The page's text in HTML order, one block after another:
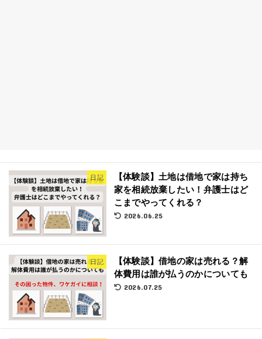
日記
【体験談】土地は借地で家は持ち
家を相続放棄したい！弁護士はど
こまでやってくれる？
2026.06.25
日記
【体験談】借地の家は売れる？解
体費用は誰が払うのかについても
2026.07.25